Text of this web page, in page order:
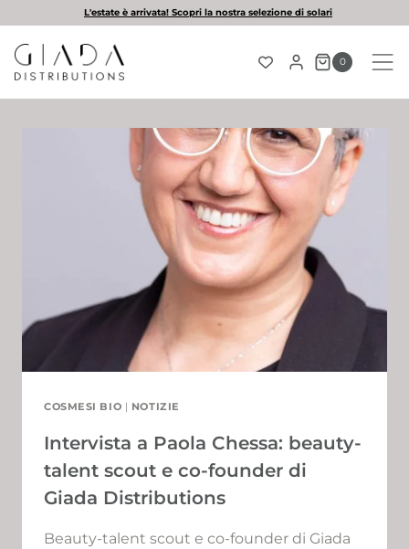
contenuto
L'estate è arrivata! Scopri la nostra selezione di solari
0
COSMESI BIO | NOTIZIE
Intervista a Paola Chessa: beauty-
talent scout e co-founder di
Giada Distributions
Beauty-talent scout e co-founder di Giada